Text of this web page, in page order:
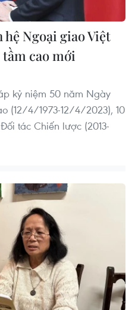
hệ Ngoại giao Việt
cao mới
kỷ niệm 50 năm Ngày
(12/4/1973-12/4/2023), 10
tác Chiến lược (2013-